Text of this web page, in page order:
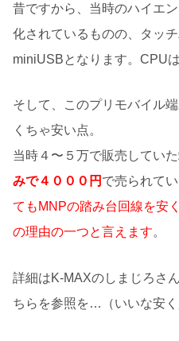
昔ですから、当時のハイエ
化されているものの、タッ
miniUSBとなります。CPU
そして、このプリモバイル
くちゃ安い点。
当時４〜５万で販売していた
みで４０００円 で売られてい
てもMNPの踏み台回線を安
の理由の一つと言えます。
詳細はK-MAXのしまじろさ
ちらを参照を…（いいな安く